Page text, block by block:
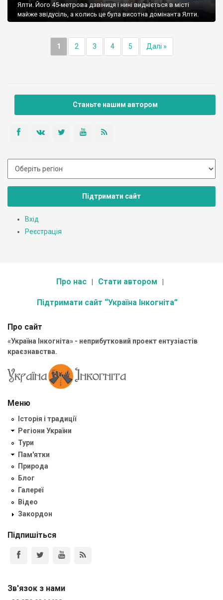
Ялти. Його 45-метрова дзвіниця і нині видніється в місті
майже звідусіль, а колись це була висотна домінанта Ялти.
1 2 3 4 5 Далі »
Станьте нашим автором
Підтримати сайт
Вхід
Реєстрація
Про нас Стати автором
Підтримати сайт “Україна Інкогніта”
Про сайт
«Україна Інкогніта» - неприбутковий проект ентузіастів
краєзнавства.
Меню
Історія і традиції
Регіони України
Тури
Пам'ятки
Природа
Блог
Галереї
Відео
Закордон
Підпишіться
Зв'язок з нами